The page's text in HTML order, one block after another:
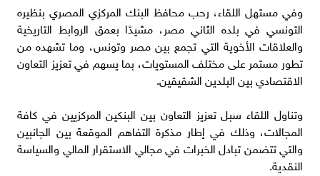
وفي مستهل اللقاء، رحب محافظ البنك المركزي المصري بنظيره
التونسي في بلده الثاني مصر، مشيدًا بعمق الروابط التاريخية
والعلاقات الأخوية التي تجمع بين مصر وتونس، وما تشهده من
تطور مستمر على مختلف المستويات، بما يسهم في تعزيز التعاون
الاقتصادي بين البلدين الشقيقين.
وتناول اللقاء سبل تعزيز التعاون بين البنكين المركزيين في كافة
المجالات، وذلك في إطار مذكرة التفاهم الموقعة بين الجانبين
والتي تتضمن تبادل الخبرات في مجالي الاستقرار المالي والسياسة
النقدية.